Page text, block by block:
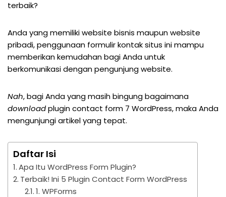
terbaik?
Anda yang memiliki website bisnis maupun website
pribadi, penggunaan formulir kontak situs ini mampu
memberikan kemudahan bagi Anda untuk
berkomunikasi dengan pengunjung website.
Nah, bagi Anda yang masih bingung bagaimana
downloadplugin contact form 7 WordPress, maka Anda
mengunjungi artikel yang tepat.
Daftar Isi
Apa Itu WordPress Form Plugin?
Terbaik! Ini 5 Plugin Contact Form WordPress
1. WPForms